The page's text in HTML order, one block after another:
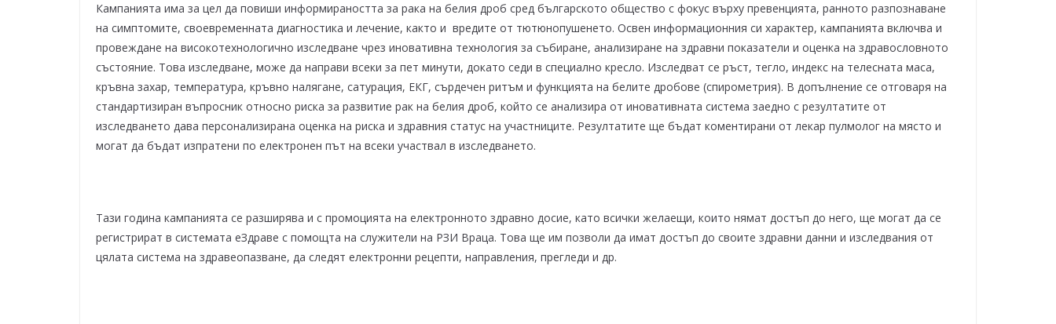
Кампанията има за цел да повиши информираността за рака на белия дроб сред българското общество с фокус върху превенцията, ранното разпознаване
на симптомите, своевременната диагностика и лечение, както и вредите от тютюнопушенето. Освен информационния си характер, кампанията включва и
провеждане на високотехнологично изследване чрез иновативна технология за събиране, анализиране на здравни показатели и оценка на здравословното
състояние. Това изследване, може да направи всеки за пет минути, докато седи в специално кресло. Изследват се ръст, тегло, индекс на телесната маса,
кръвна захар, температура, кръвно налягане, сатурация, ЕКГ, сърдечен ритъм и функцията на белите дробове (спирометрия). В допълнение се отговаря на
стандартизиран въпросник относно риска за развитие рак на белия дроб, който се анализира от иновативната система заедно с резултатите от
изследването дава персонализирана оценка на риска и здравния статус на участниците. Резултатите ще бъдат коментирани от лекар пулмолог на място и
могат да бъдат изпратени по електронен път на всеки участвал в изследването.
Тази година кампанията се разширява и с промоцията на електронното здравно досие, като всички желаещи, които нямат достъп до него, ще могат да се
регистрират в системата еЗдраве с помощта на служители на РЗИ Враца. Това ще им позволи да имат достъп до своите здравни данни и изследвания от
цялата система на здравеопазване, да следят електронни рецепти, направления, прегледи и др.